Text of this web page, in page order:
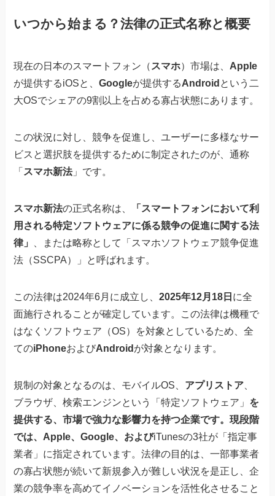
いつから始まる？法律の正式名称と概要
現在の日本のスマートフォン（ スマホ）市場は、 Apple
が提供するiOSと、Googleが提供するAndroid という二
大OSでシェアの9割以上を占める寡占状態にあります。
この状況に対し、競争を促進し、ユーザーに多様なサー
ビスと選択肢を提供するために制定されたのが、通称
「 スマホ新法」です。
スマホ新法の正式名称は、
「スマートフォンにおいて利
用される特定ソフトウェアに係る競争の促進に関する法
律」
、または略称として「スマホソフトウェア競争促進
法（SSCPA）」と呼ばれます。
この法律は2024年6月に成立し、2025年12月18日 に全
面施行されることが確定しています。この法律は機種で
はなくソフトウェア（OS）を対象としているため、全
てのiPhoneおよびAndroid が対象となります。
規制の対象となるのは、モバイルOS、 アプリストア
ブラウザ、検索エンジンという「特定ソフトウェア」 を
提供する、市場で強力な影響力を持つ企業です。現段階
では、Apple、Google、およびiTunesの3社が「指定事
業者」に指定されています。法律の目的は、一部事業者
の寡占状態が続いて新規参入が難しい状況を是正し、企
業の競争率を高めてイノベーションを活性化させること